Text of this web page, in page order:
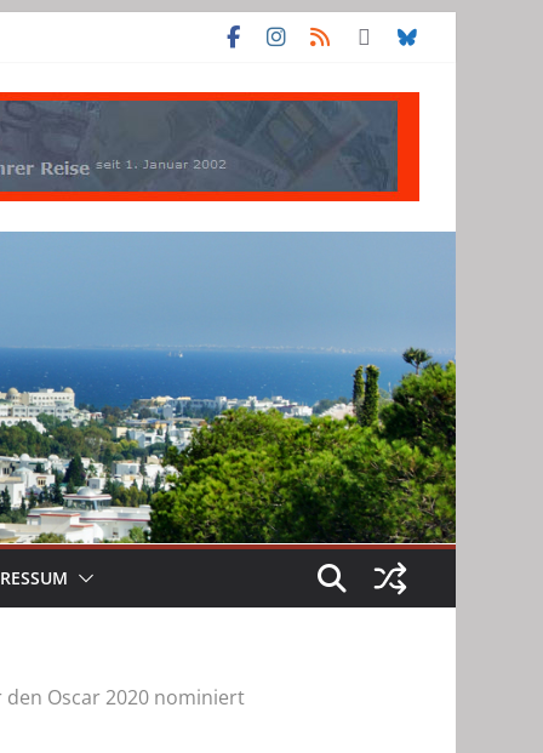
Oscar 2020 nominiert